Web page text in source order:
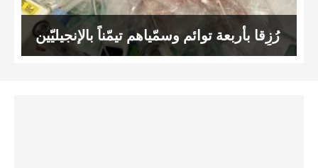
رُزِقا بأربعة توائم وسمّياهم تيمّناً بالإنجيليّين